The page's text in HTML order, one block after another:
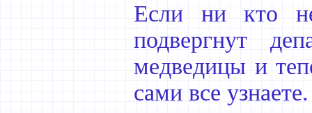
Если ни кто
подвергнут
медведицы и
сами все узнаете.